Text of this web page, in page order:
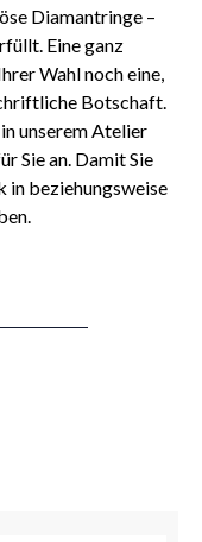
Diamantringe –
Eine ganz
Wahl noch eine,
Botschaft.
unserem Atelier
Sie an. Damit Sie
in beziehungsweise